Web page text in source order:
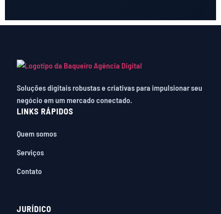
Soluções digitais robustas e criativas para impulsionar seu
negócio em um mercado conectado.
LINKS RÁPIDOS
Quem somos
Serviços
Contato
JURÍDICO